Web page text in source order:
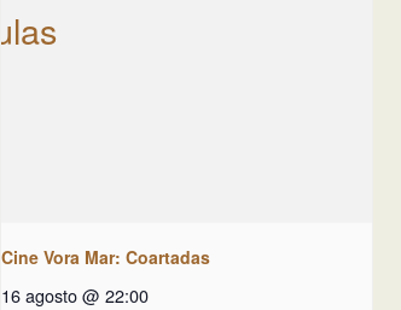
Cine Vora Mar: Coartadas
16 agosto @ 22:00